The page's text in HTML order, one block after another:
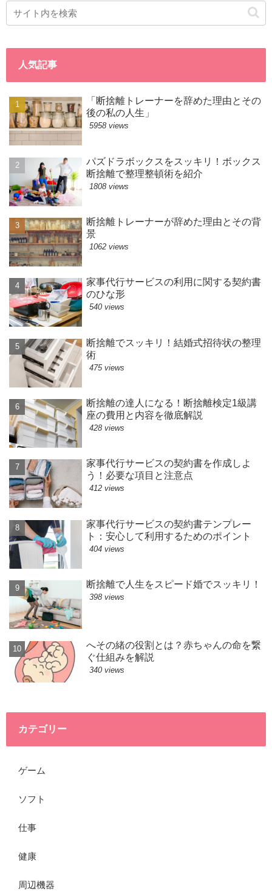
人気記事
「断捨離トレーナーを辞めた理由とその
後の私の人生」
5958 views
パズドラボックスをスッキリ！ボックス
断捨離で整理整頓術を紹介
1808 views
断捨離トレーナーが辞めた理由とその背
景
1062 views
家事代行サービスの利用に関する契約書
のひな形
540 views
断捨離でスッキリ！結婚式招待状の整理
術
475 views
断捨離の達人になる！断捨離検定1級講
座の費用と内容を徹底解説
428 views
家事代行サービスの契約書を作成しよ
う！必要な項目と注意点
412 views
家事代行サービスの契約書テンプレー
ト：安心して利用するためのポイント
404 views
断捨離で人生をスピード婚でスッキリ！
398 views
へその緒の役割とは？赤ちゃんの命を繋
ぐ仕組みを解説
340 views
カテゴリー
ゲーム
ソフト
仕事
健康
周辺機器